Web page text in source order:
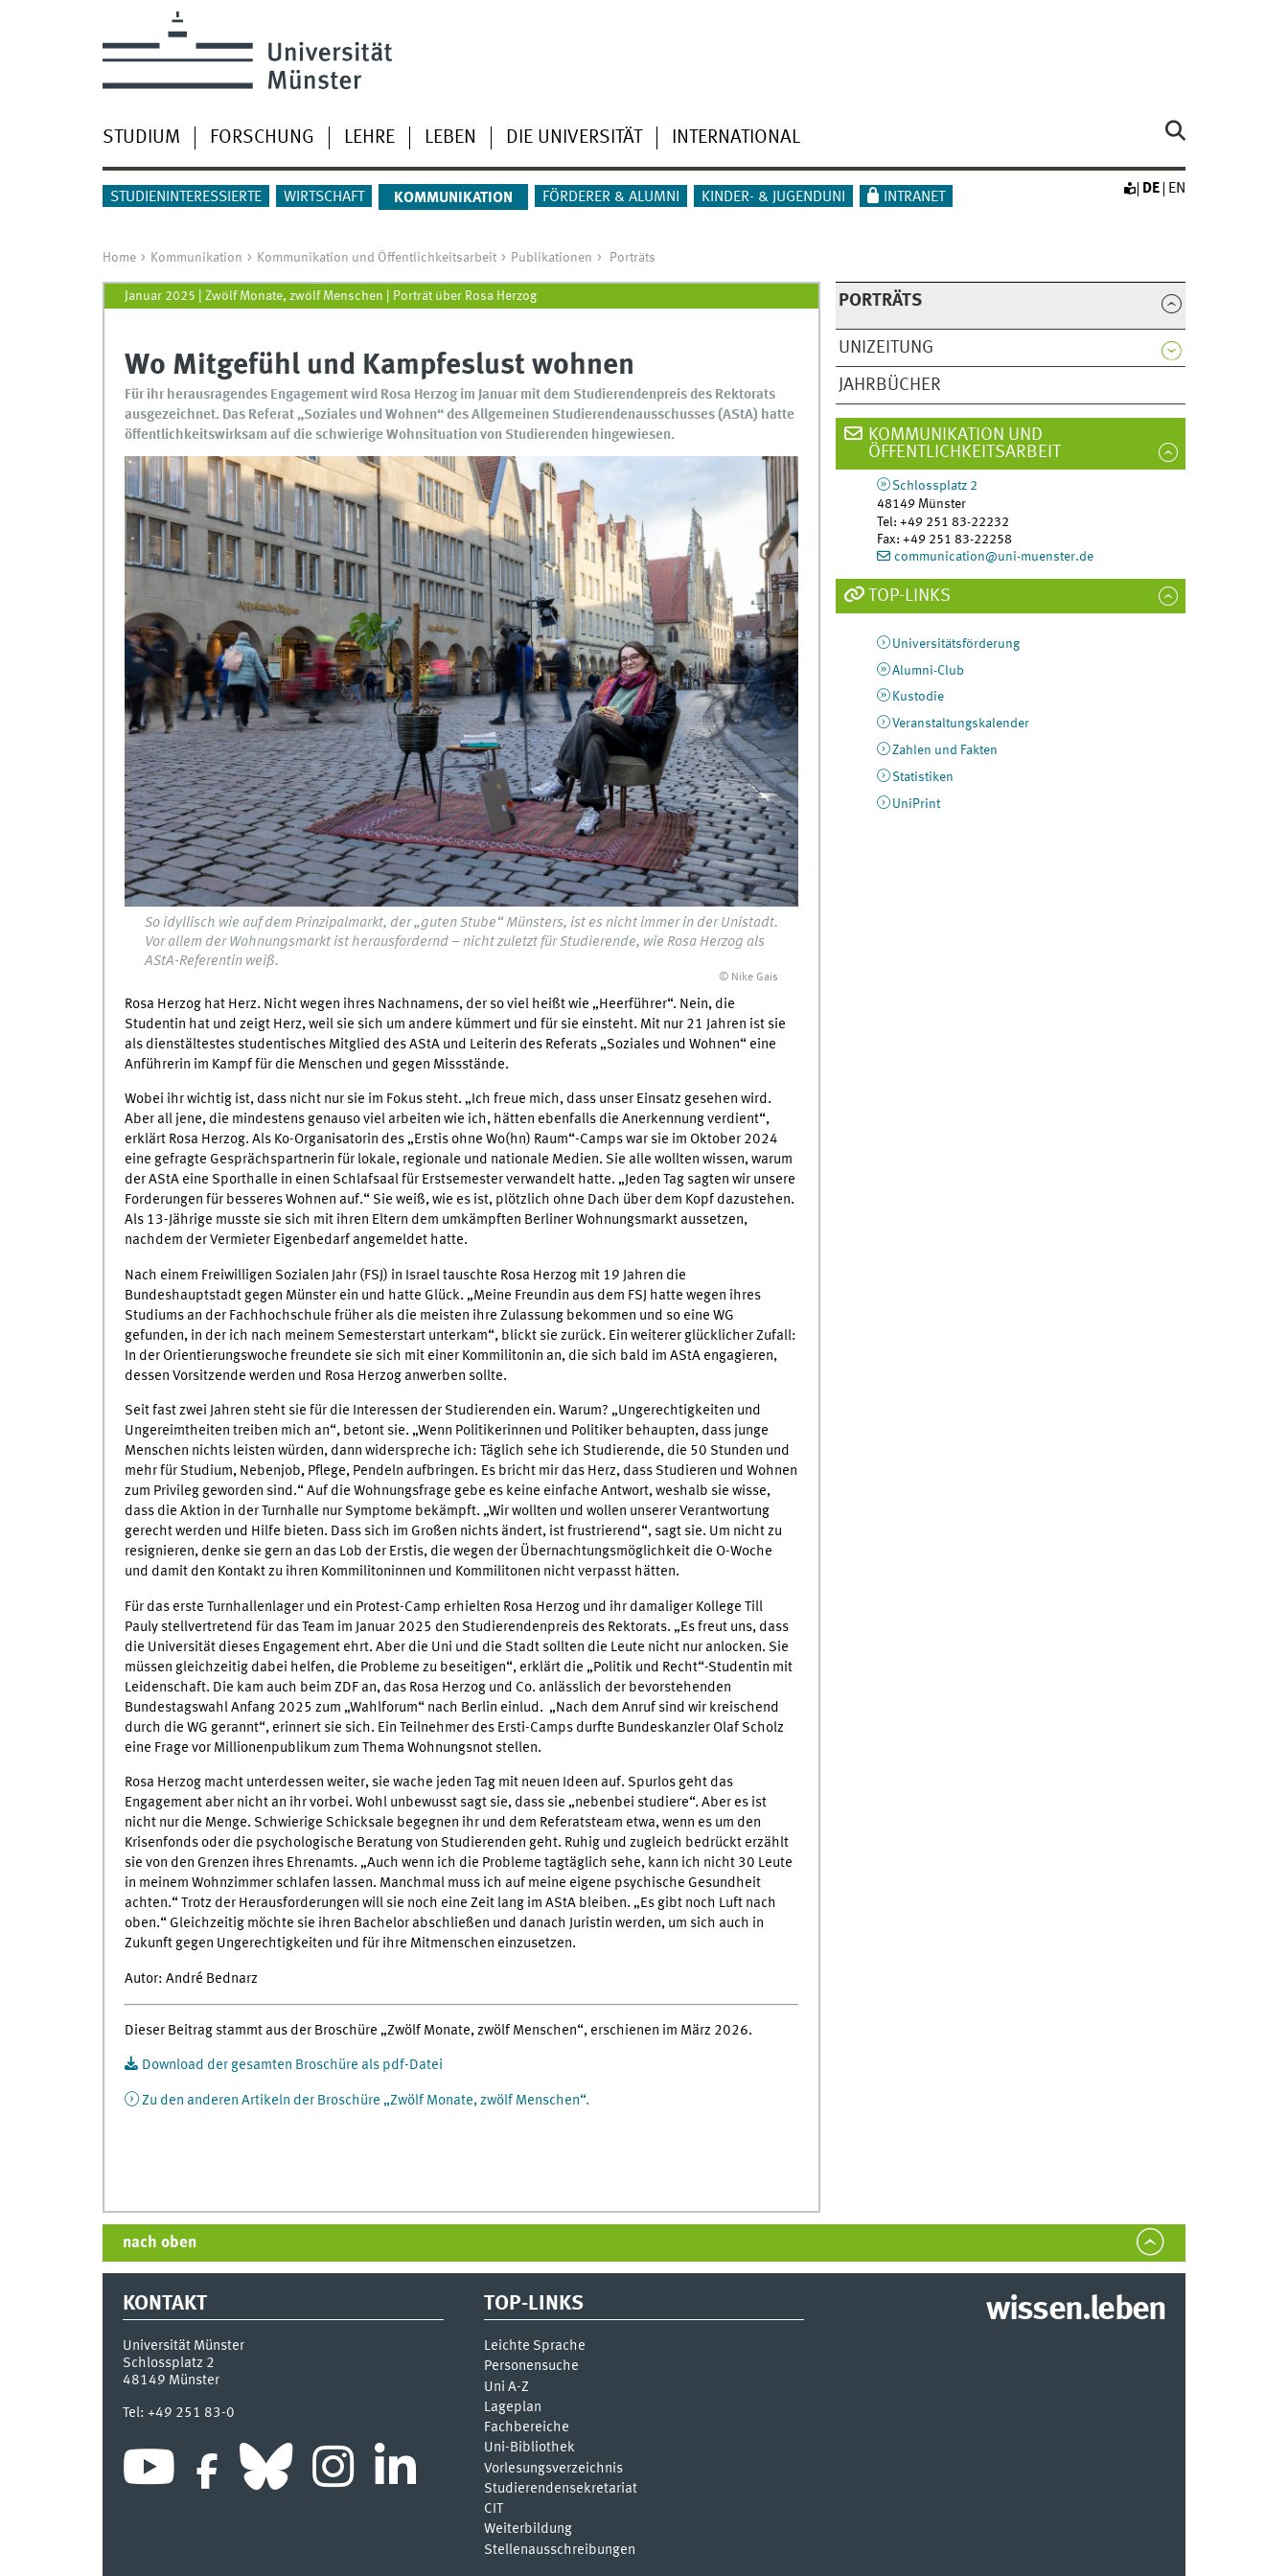
STUDIUM FORSCHUNG LEHRE LEBEN DIE UNIVERSITÄT INTERNATIONAL
STUDIENINTERESSIERTE WIRTSCHAFT KOMMUNIKATION FÖRDERER & ALUMNI KINDER- & JUGENDUNI INTRANET
DE EN
Home Kommunikation Kommunikation und Öffentlichkeitsarbeit Publikationen Porträts
PORTRÄTS
UNIZEITUNG
JAHRBÜCHER
Januar 2025 | Zwölf Monate, zwölf Menschen | Porträt über Rosa Herzog
Wo Mitgefühl und Kampfeslust wohnen
Für ihr herausragendes Engagement wird Rosa Herzog im Januar mit dem Studierendenpreis des Rektorats
ausgezeichnet. Das Referat „Soziales und Wohnen“ des Allgemeinen Studierendenausschusses (AStA) hatte
öffentlichkeitswirksam auf die schwierige Wohnsituation von Studierenden hingewiesen.
So idyllisch wie auf dem Prinzipalmarkt, der „guten Stube“ Münsters, ist es nicht immer in der Unistadt.
Vor allem der Wohnungsmarkt ist herausfordernd – nicht zuletzt für Studierende, wie Rosa Herzog als
AStA-Referentin weiß.
© Nike Gais
Rosa Herzog hat Herz. Nicht wegen ihres Nachnamens, der so viel heißt wie „Heerführer“. Nein, die
Studentin hat und zeigt Herz, weil sie sich um andere kümmert und für sie einsteht. Mit nur 21 Jahren ist sie
als dienstältestes studentisches Mitglied des AStA und Leiterin des Referats „Soziales und Wohnen“ eine
Anführerin im Kampf für die Menschen und gegen Missstände.
Wobei ihr wichtig ist, dass nicht nur sie im Fokus steht. „Ich freue mich, dass unser Einsatz gesehen wird.
Aber all jene, die mindestens genauso viel arbeiten wie ich, hätten ebenfalls die Anerkennung verdient“,
erklärt Rosa Herzog. Als Ko-Organisatorin des „Erstis ohne Wo(hn) Raum“-Camps war sie im Oktober 2024
eine gefragte Gesprächspartnerin für lokale, regionale und nationale Medien. Sie alle wollten wissen, warum
der AStA eine Sporthalle in einen Schlafsaal für Erstsemester verwandelt hatte. „Jeden Tag sagten wir unsere
Forderungen für besseres Wohnen auf.“ Sie weiß, wie es ist, plötzlich ohne Dach über dem Kopf dazustehen.
Als 13-Jährige musste sie sich mit ihren Eltern dem umkämpften Berliner Wohnungsmarkt aussetzen,
nachdem der Vermieter Eigenbedarf angemeldet hatte.
Nach einem Freiwilligen Sozialen Jahr (FSJ) in Israel tauschte Rosa Herzog mit 19 Jahren die
Bundeshauptstadt gegen Münster ein und hatte Glück. „Meine Freundin aus dem FSJ hatte wegen ihres
Studiums an der Fachhochschule früher als die meisten ihre Zulassung bekommen und so eine WG
gefunden, in der ich nach meinem Semesterstart unterkam“, blickt sie zurück. Ein weiterer glücklicher Zufall:
In der Orientierungswoche freundete sie sich mit einer Kommilitonin an, die sich bald im AStA engagieren,
dessen Vorsitzende werden und Rosa Herzog anwerben sollte.
Seit fast zwei Jahren steht sie für die Interessen der Studierenden ein. Warum? „Ungerechtigkeiten und
Ungereimtheiten treiben mich an“, betont sie. „Wenn Politikerinnen und Politiker behaupten, dass junge
Menschen nichts leisten würden, dann widerspreche ich: Täglich sehe ich Studierende, die 50 Stunden und
mehr für Studium, Nebenjob, Pflege, Pendeln aufbringen. Es bricht mir das Herz, dass Studieren und Wohnen
zum Privileg geworden sind.“ Auf die Wohnungsfrage gebe es keine einfache Antwort, weshalb sie wisse,
dass die Aktion in der Turnhalle nur Symptome bekämpft. „Wir wollten und wollen unserer Verantwortung
gerecht werden und Hilfe bieten. Dass sich im Großen nichts ändert, ist frustrierend“, sagt sie. Um nicht zu
resignieren, denke sie gern an das Lob der Erstis, die wegen der Übernachtungsmöglichkeit die O-Woche
und damit den Kontakt zu ihren Kommilitoninnen und Kommilitonen nicht verpasst hätten.
Für das erste Turnhallenlager und ein Protest-Camp erhielten Rosa Herzog und ihr damaliger Kollege Till
Pauly stellvertretend für das Team im Januar 2025 den Studierendenpreis des Rektorats. „Es freut uns, dass
die Universität dieses Engagement ehrt. Aber die Uni und die Stadt sollten die Leute nicht nur anlocken. Sie
müssen gleichzeitig dabei helfen, die Probleme zu beseitigen“, erklärt die „Politik und Recht“-Studentin mit
Leidenschaft. Die kam auch beim ZDF an, das Rosa Herzog und Co. anlässlich der bevorstehenden
Bundestagswahl Anfang 2025 zum „Wahlforum“ nach Berlin einlud. „Nach dem Anruf sind wir kreischend
durch die WG gerannt“, erinnert sie sich. Ein Teilnehmer des Ersti-Camps durfte Bundeskanzler Olaf Scholz
eine Frage vor Millionenpublikum zum Thema Wohnungsnot stellen.
Rosa Herzog macht unterdessen weiter, sie wache jeden Tag mit neuen Ideen auf. Spurlos geht das
Engagement aber nicht an ihr vorbei. Wohl unbewusst sagt sie, dass sie „nebenbei studiere“. Aber es ist
nicht nur die Menge. Schwierige Schicksale begegnen ihr und dem Referatsteam etwa, wenn es um den
Krisenfonds oder die psychologische Beratung von Studierenden geht. Ruhig und zugleich bedrückt erzählt
sie von den Grenzen ihres Ehrenamts. „Auch wenn ich die Probleme tagtäglich sehe, kann ich nicht 30 Leute
in meinem Wohnzimmer schlafen lassen. Manchmal muss ich auf meine eigene psychische Gesundheit
achten.“ Trotz der Herausforderungen will sie noch eine Zeit lang im AStA bleiben. „Es gibt noch Luft nach
oben.“ Gleichzeitig möchte sie ihren Bachelor abschließen und danach Juristin werden, um sich auch in
Zukunft gegen Ungerechtigkeiten und für ihre Mitmenschen einzusetzen.
Autor: André Bednarz
Dieser Beitrag stammt aus der Broschüre „Zwölf Monate, zwölf Menschen“, erschienen im März 2026.
Download der gesamten Broschüre als pdf-Datei
Zu den anderen Artikeln der Broschüre „Zwölf Monate, zwölf Menschen“.
KOMMUNIKATION UND
ÖFFENTLICHKEITSARBEIT
Schlossplatz 2
48149 Münster
Tel:+49 251 83-22232
Fax:+49 251 83-22258
communication@uni-muenster.de
TOP-LINKS
Universitätsförderung
Alumni-Club
Kustodie
Veranstaltungskalender
Zahlen und Fakten
Statistiken
UniPrint
nach oben
KONTAKT
Universität Münster
Schlossplatz 2
48149 Münster
Tel: +49 251 83-0
TOP-LINKS
Leichte Sprache
Personensuche
Uni A-Z
Lageplan
Fachbereiche
Uni-Bi­bli­o­thek
Vor­le­sungs­ver­zeich­nis
Stu­die­ren­den­se­kre­ta­ri­at
CIT
Weiterbildung
Stellenausschreibungen
wissen.leben